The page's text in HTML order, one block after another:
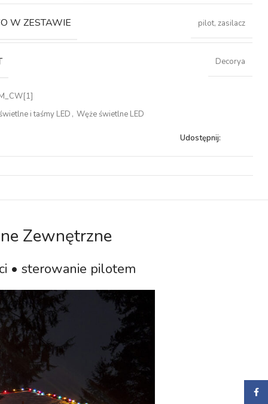
W ZESTAWIE pilot, zasilacz
Decorya
i taśmy LED , Węże świetlne LED
Udostępnij:
Zewnętrzne
• sterowanie pilotem